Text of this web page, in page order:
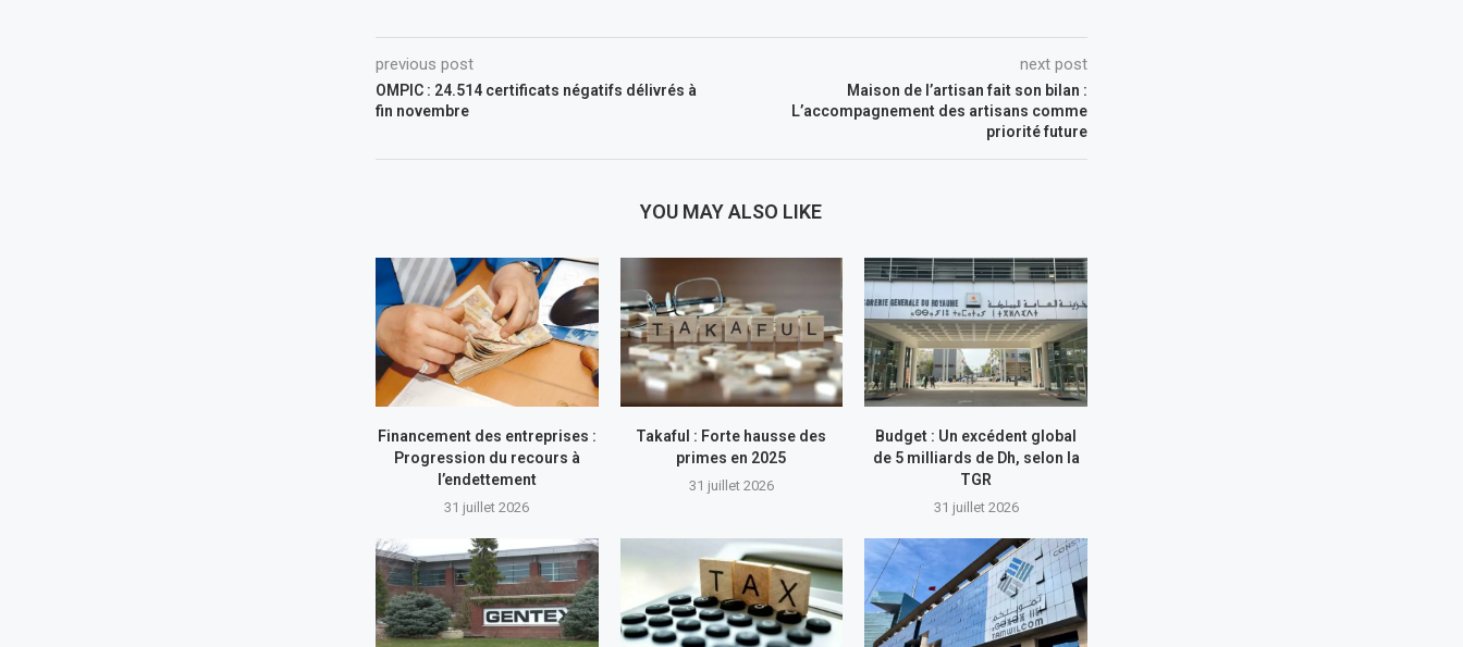
previous post
OMPIC : 24.514 certificats négatifs délivrés à
fin novembre
next post
Maison de l’artisan fait son bilan :
L’accompagnement des artisans comme
priorité future
YOU MAY ALSO LIKE
Financement des entreprises :
Progression du recours à
l’endettement
31 juillet 2026
Takaful : Forte hausse des
primes en 2025
31 juillet 2026
Budget : Un excédent global
de 5 milliards de Dh, selon la
TGR
31 juillet 2026